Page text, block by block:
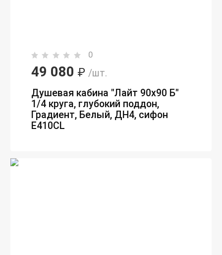
0
49 080 ₽ /шт.
Душевая кабина "Лайт 90х90 Б"
1/4 круга, глубокий поддон,
Градиент, Белый, ДН4, сифон
E410CL